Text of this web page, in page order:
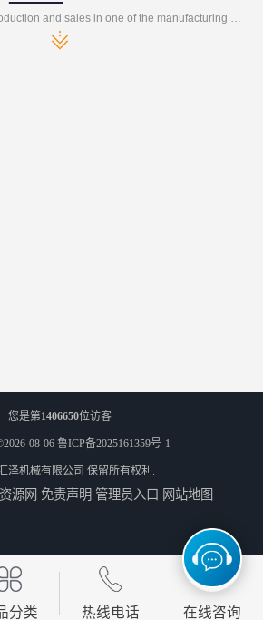
Development, design, production and sales in one of the manufacturing enterprises
您是第1406650位访客
08-06 鲁ICP备2025161359号-1
泽机械有限公司 保留所有权利.
源网 免责声明 管理员入口 网站地图
分类 热线电话 在线咨询